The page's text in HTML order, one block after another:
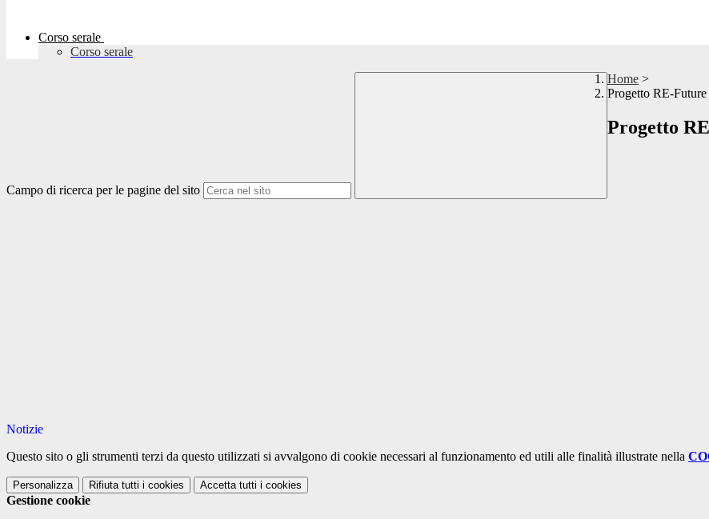
Corso serale
Corso serale
Campo di ricerca per le pagine del sito
Home >
Progetto RE-Future
Progetto
Notizie
Questo sito o gli strumenti terzi da questo utilizzati si avvalgono di cookie necessari al funzionamento ed utili alle finalità illustrate nella
Personalizza Rifiuta tutti i cookies Accetta tutti i cookies
Gestione cookie